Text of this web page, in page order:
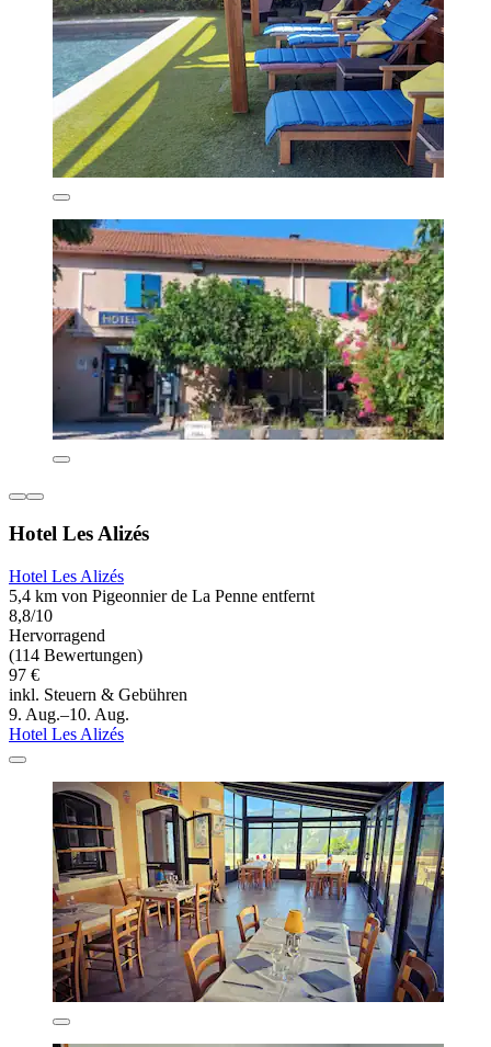
Hotel Les Alizés
Hotel Les Alizés
5,4 km von Pigeonnier de La Penne entfernt
8,8/10
Hervorragend
(114 Bewertungen)
97 €
inkl. Steuern & Gebühren
9. Aug.–10. Aug.
Hotel Les Alizés